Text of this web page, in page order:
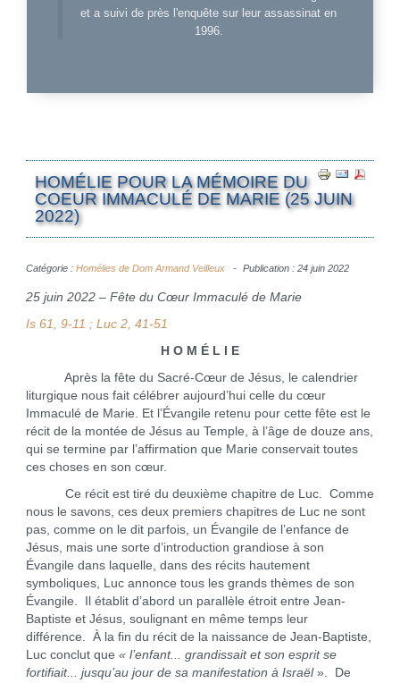
et a suivi de près l'enquête sur leur assassinat en
1996.
HOMÉLIE POUR LA MÉMOIRE DU
COEUR IMMACULÉ DE MARIE (25 JUIN
2022)
Catégorie : Homélies de Dom Armand Veilleux Publication : 24 juin 2022
25 juin 2022 – Fête du Cœur Immaculé de Marie
Is 61, 9-11 ; Luc 2, 41-51
H O M É L I E
Après la fête du Sacré-Cœur de Jésus, le calendrier
liturgique nous fait célébrer aujourd’hui celle du cœur
Immaculé de Marie. Et l’Évangile retenu pour cette fête est le
récit de la montée de Jésus au Temple, à l’âge de douze ans,
qui se termine par l’affirmation que Marie conservait toutes
ces choses en son cœur.
Ce récit est tiré du deuxième chapitre de Luc. Comme
nous le savons, ces deux premiers chapitres de Luc ne sont
pas, comme on le dit parfois, un Évangile de l’enfance de
Jésus, mais une sorte d’introduction grandiose à son
Évangile dans laquelle, dans des récits hautement
symboliques, Luc annonce tous les grands thèmes de son
Évangile. Il établit d’abord un parallèle étroit entre Jean-
Baptiste et Jésus, soulignant en même temps leur
différence. À la fin du récit de la naissance de Jean-Baptiste,
Luc conclut que « l’enfant... grandissait et son esprit se
fortifiait... jusqu’au jour de sa manifestation à Israël». De